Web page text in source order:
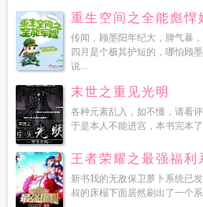
重生空间之全能彪悍
传闻，顾墨阳年纪大，脾气暴
四月是个极其护短的，哪怕顾
说...
末世之重见光明
各种元素乱入，如不懂，请看
于是本人不能进宫，本书完本
王者荣耀之最强福利
新书我的无敌保卫萝卜系统已
叔的床榻下面居然刷出了一个